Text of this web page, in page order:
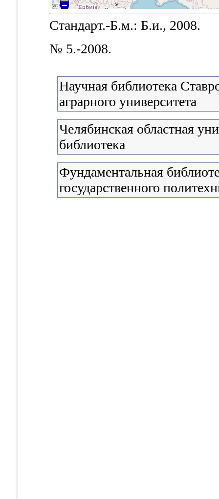
Стандарт.-Б.м.: Б.и., 2008.
№ 5.-2008.
Научная библиотека
аграрного университета
Челябинская областная
библиотека
Фундаментальная
государственного